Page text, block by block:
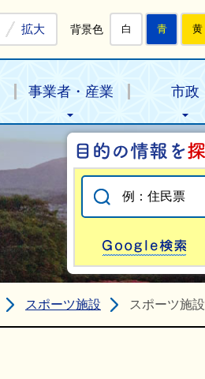
拡大 背景色 白 青 黄
事業者・産業 市政
スポーツ施設 スポーツ施